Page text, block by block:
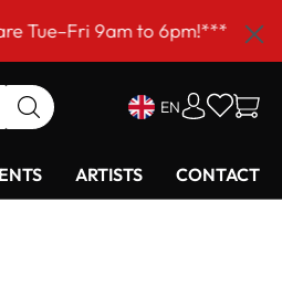
9am to 6pm!***
EN
ARTISTS CONTACT